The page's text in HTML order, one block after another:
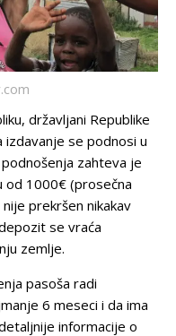
državljani Republike
se podnosi u
zahteva je
1000€ (prosečna
prekršen nikakav
se vraća
zemlje.
pasoša radi
6 meseci i da ima
informacije o